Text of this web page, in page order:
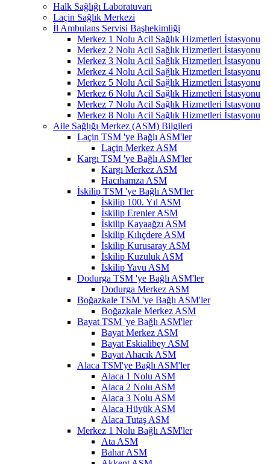
Halk Sağlığı Laboratuvarı
Laçin Sağlık Merkezi
İl Ambulans Servisi Başhekimliği
Merkez 1 Nolu Acil Sağlık Hizmetleri İstasyonu
Merkez 2 Nolu Acil Sağlık Hizmetleri İstasyonu
Merkez 3 Nolu Acil Sağlık Hizmetleri İstasyonu
Merkez 4 Nolu Acil Sağlık Hizmetleri İstasyonu
Merkez 5 Nolu Acil Sağlık Hizmetleri İstasyonu
Merkez 6 Nolu Acil Sağlık Hizmetleri İstasyonu
Merkez 7 Nolu Acil Sağlık Hizmetleri İstasyonu
Merkez 8 Nolu Acil Sağlık Hizmetleri İstasyonu
Aile Sağlığı Merkez (ASM) Bilgileri
Laçin TSM 'ye Bağlı ASM'ler
Laçin Merkez ASM
Kargı TSM 'ye Bağlı ASM'ler
Kargı Merkez ASM
Hacıhamza ASM
İskilip TSM 'ye Bağlı ASM'ler
İskilip 100. Yıl ASM
İskilip Erenler ASM
İskilip Kayaağzı ASM
İskilip Kılıçdere ASM
İskilip Kurusaray ASM
İskilip Kuzuluk ASM
İskilip Yavu ASM
Dodurga TSM 'ye Bağlı ASM'ler
Dodurga Merkez ASM
Boğazkale TSM 'ye Bağlı ASM'ler
Boğazkale Merkez ASM
Bayat TSM 'ye Bağlı ASM'ler
Bayat Merkez ASM
Bayat Eskialibey ASM
Bayat Ahacık ASM
Alaca TSM'ye Bağlı ASM'ler
Alaca 1 Nolu ASM
Alaca 2 Nolu ASM
Alaca 3 Nolu ASM
Alaca Hüyük ASM
Alaca Tutaş ASM
Merkez 1 Nolu Bağlı ASM'ler
Ata ASM
Bahar ASM